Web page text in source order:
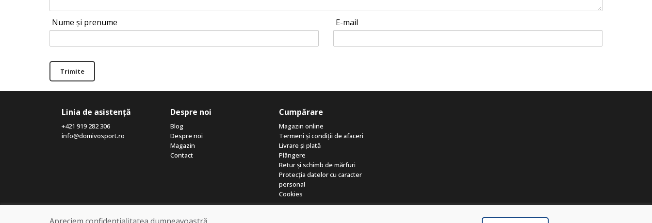
Nume și prenume E-mail
Trimite
Linia de asistență
+421 919 282 306
info@domivosport.ro
Despre noi
Blog
Despre noi
Magazin
Contact
Cumpărare
Magazin online
Termeni și condiții de afaceri
Livrare și plată
Plângere
Retur și schimb de mărfuri
Protecția datelor cu caracter
personal
Cookies